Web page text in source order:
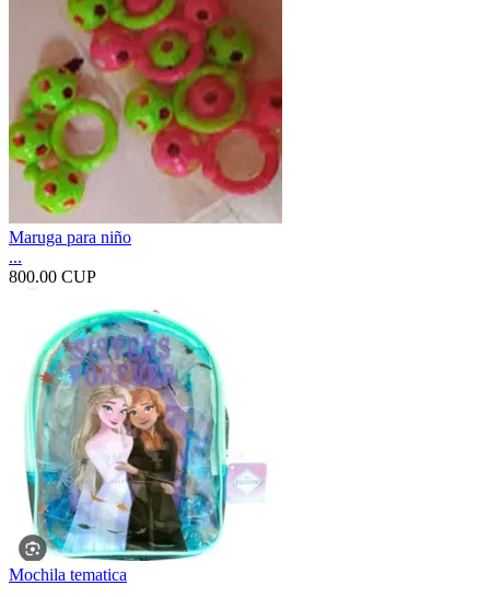
Maruga para niño
...
800.00 CUP
Mochila tematica